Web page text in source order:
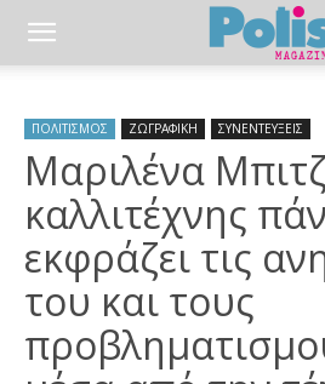
ΠΟΛΙΤΙΣΜΟΣ ΖΩΓΡΑΦΙΚΗ ΣΥΝΕΝΤΕΥΞΕΙΣ
Μαριλένα
καλλιτέχνης
εκφράζει τις
του και τους